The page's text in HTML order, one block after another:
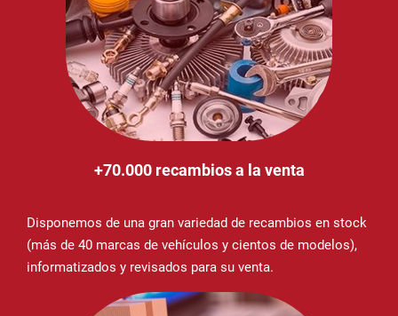
+70.000 recambios a la venta
Disponemos de una gran variedad de recambios en stock
(más de 40 marcas de vehículos y cientos de modelos),
informatizados y revisados para su venta.